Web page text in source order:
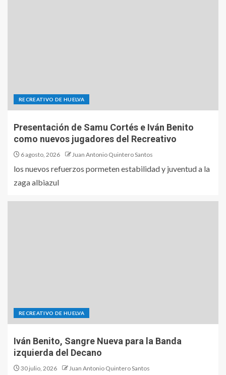
RECREATIVO DE HUELVA
Presentación de Samu Cortés e Iván Benito
como nuevos jugadores del Recreativo
6 agosto, 2026 Juan Antonio Quintero Santos
los nuevos refuerzos pormeten estabilidad y juventud a la
zaga albiazul
RECREATIVO DE HUELVA
Iván Benito, Sangre Nueva para la Banda
izquierda del Decano
30 julio, 2026 Juan Antonio Quintero Santos